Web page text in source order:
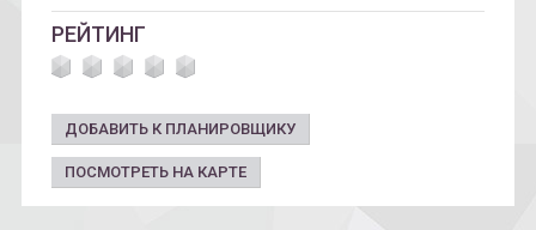
РЕЙТИНГ
ДОБАВИТЬ К ПЛАНИРОВЩИКУ
ПОСМОТРЕТЬ НА КАРТЕ